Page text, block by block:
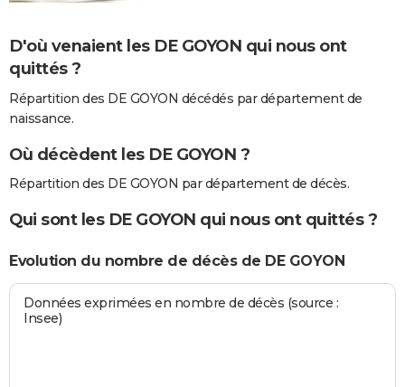
D'où venaient les DE GOYON qui nous ont
quittés ?
Répartition des DE GOYON décédés par département de
naissance.
Où décèdent les DE GOYON ?
Répartition des DE GOYON par département de décès.
Qui sont les DE GOYON qui nous ont quittés ?
Evolution du nombre de décès de DE GOYON
Données exprimées en nombre de décès (source :
Insee)